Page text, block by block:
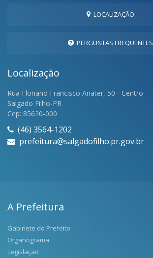
LOCALIZAÇÃO
PERGUNTAS FREQUENTES
Localização
Rua Floriano Francisco Anater, 50 - Centro
Salgado Filho-PR
Cep: 85620-000
(46) 3564-1202
prefeitura@salgadofilho.pr.gov.br
A Prefeitura
Gabinete do Prefeito
Organograma
Legislação